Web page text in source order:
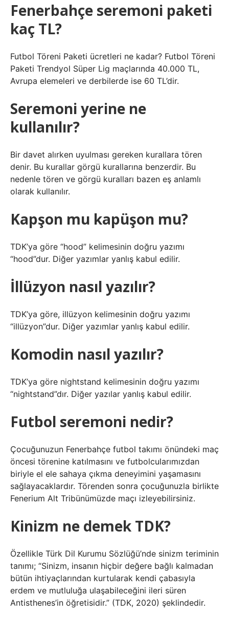
Fenerbahçe seremoni paketi
kaç TL?
Futbol Töreni Paketi ücretleri ne kadar? Futbol Töreni
Paketi Trendyol Süper Lig maçlarında 40.000 TL,
Avrupa elemeleri ve derbilerde ise 60 TL’dir.
Seremoni yerine ne
kullanılır?
Bir davet alırken uyulması gereken kurallara tören
denir. Bu kurallar görgü kurallarına benzerdir. Bu
nedenle tören ve görgü kuralları bazen eş anlamlı
olarak kullanılır.
Kapşon mu kapüşon mu?
TDK’ya göre “hood” kelimesinin doğru yazımı
“hood”dur. Diğer yazımlar yanlış kabul edilir.
İllüzyon nasıl yazılır?
TDK’ya göre, illüzyon kelimesinin doğru yazımı
“illüzyon”dur. Diğer yazımlar yanlış kabul edilir.
Komodin nasıl yazılır?
TDK’ya göre nightstand kelimesinin doğru yazımı
“nightstand”dır. Diğer yazılar yanlış kabul edilir.
Futbol seremoni nedir?
Çocuğunuzun Fenerbahçe futbol takımı önündeki maç
öncesi törenine katılmasını ve futbolcularımızdan
biriyle el ele sahaya çıkma deneyimini yaşamasını
sağlayacaklardır. Törenden sonra çocuğunuzla birlikte
Fenerium Alt Tribünümüzde maçı izleyebilirsiniz.
Kinizm ne demek TDK?
Özellikle Türk Dil Kurumu Sözlüğü’nde sinizm teriminin
tanımı; “Sinizm, insanın hiçbir değere bağlı kalmadan
bütün ihtiyaçlarından kurtularak kendi çabasıyla
erdem ve mutluluğa ulaşabileceğini ileri süren
Antisthenes’in öğretisidir.” (TDK, 2020) şeklindedir.